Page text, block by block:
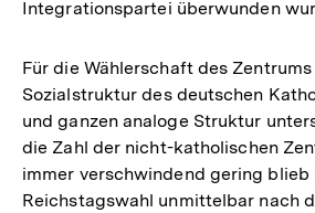
Integrationspartei überwunden
Für die Wählerschaft des
Sozialstruktur des deutschen
und ganzen analoge Struktur
die Zahl der nicht-katholischen
immer verschwindend gering blieb
Reichstagswahl unmittelbar nach